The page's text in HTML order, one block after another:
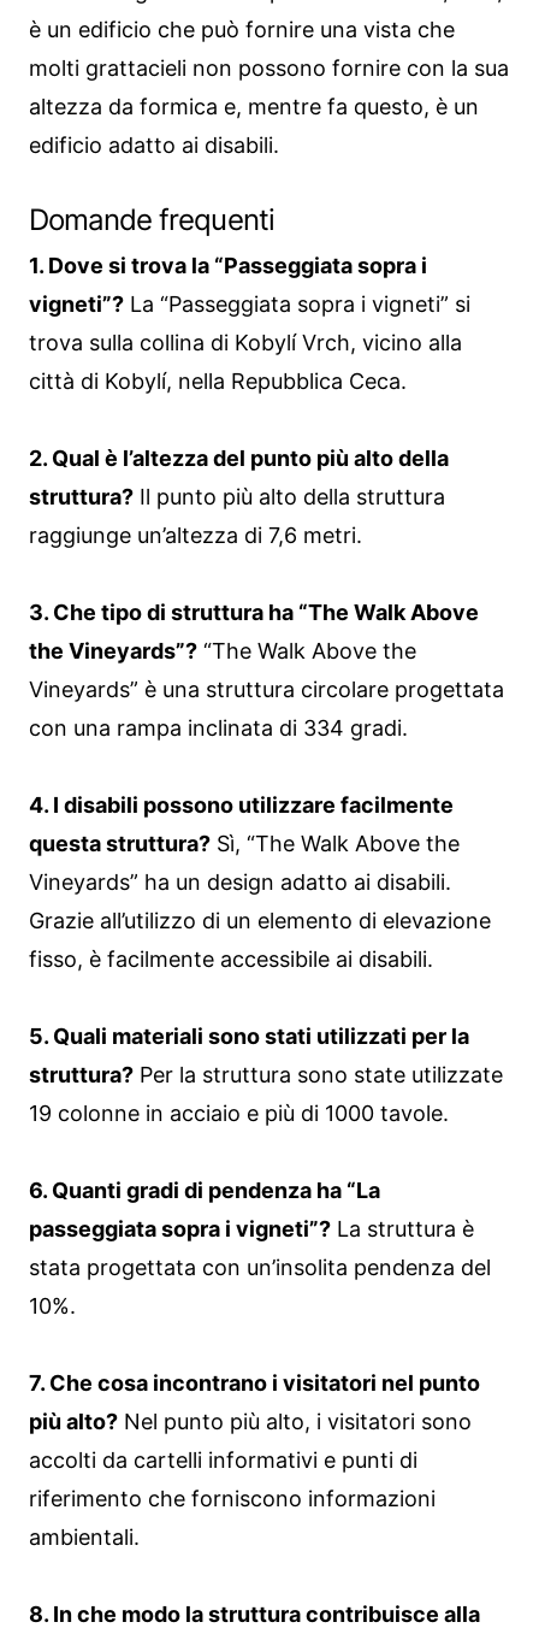
è un edificio che può fornire una vista che
molti grattacieli non possono fornire con la sua
altezza da formica e, mentre fa questo, è un
edificio adatto ai disabili.
Domande frequenti
1. Dove si trova la “Passeggiata sopra i
vigneti”? La “Passeggiata sopra i vigneti” si
trova sulla collina di Kobylí Vrch, vicino alla
città di Kobylí, nella Repubblica Ceca.
2. Qual è l’altezza del punto più alto della
struttura? Il punto più alto della struttura
raggiunge un’altezza di 7,6 metri.
3. Che tipo di struttura ha “The Walk Above
the Vineyards”? “The Walk Above the
Vineyards” è una struttura circolare progettata
con una rampa inclinata di 334 gradi.
4. I disabili possono utilizzare facilmente
questa struttura? Sì, “The Walk Above the
Vineyards” ha un design adatto ai disabili.
Grazie all’utilizzo di un elemento di elevazione
fisso, è facilmente accessibile ai disabili.
5. Quali materiali sono stati utilizzati per la
struttura? Per la struttura sono state utilizzate
19 colonne in acciaio e più di 1000 tavole.
6. Quanti gradi di pendenza ha “La
passeggiata sopra i vigneti”? La struttura è
stata progettata con un’insolita pendenza del
10%.
7. Che cosa incontrano i visitatori nel punto
più alto? Nel punto più alto, i visitatori sono
accolti da cartelli informativi e punti di
riferimento che forniscono informazioni
ambientali.
8. In che modo la struttura contribuisce alla